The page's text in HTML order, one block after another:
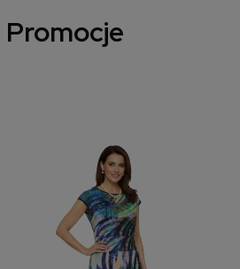
Promocje